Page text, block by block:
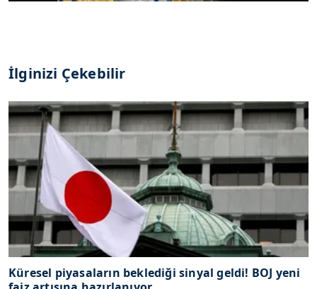
İlginizi Çekebilir
Küresel piyasaların beklediği sinyal geldi! BOJ yeni